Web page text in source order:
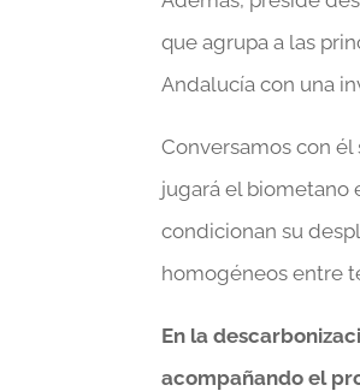
que agrupa a las
Andalucía con una
Conversamos con
jugará el biometano
condicionan su
homogéneos entre
En la
acompañando el